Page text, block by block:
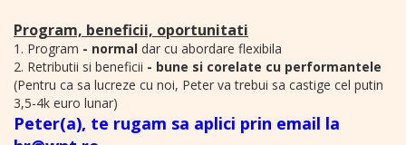
Program, beneficii, oportunitati
1. Program - normal dar cu abordare flexibila
2. Retributii si beneficii - bune si corelate cu performantele
(Pentru ca sa lucreze cu noi, Peter va trebui sa castige cel putin
3,5-4k euro lunar)
Peter(a), te rugam sa aplici prin email la